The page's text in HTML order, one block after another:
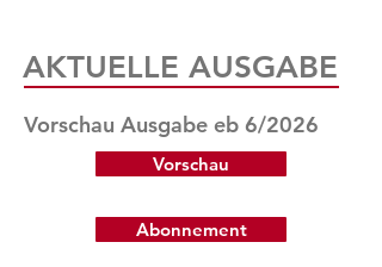
AKTUELLE AUSGABE
Vorschau Ausgabe eb 6/2026
Vorschau
Abonnement